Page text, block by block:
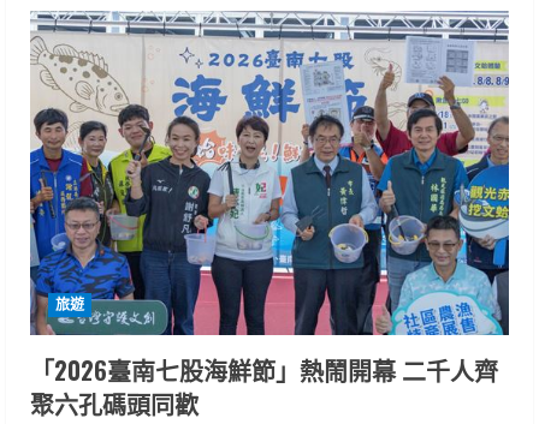
旅遊
「2026臺南七股海鮮節」熱鬧開幕 二千人齊
聚六孔碼頭同歡